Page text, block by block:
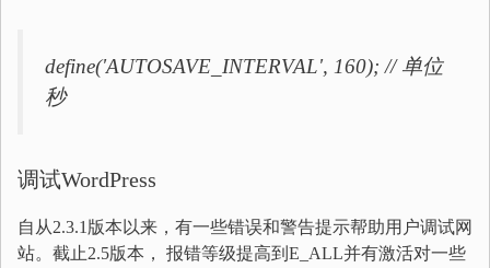
define('AUTOSAVE_INTERVAL', 160); // 单位
秒
调试WordPress
自从2.3.1版本以来，有一些错误和警告提示帮助用户调试网
站。截止2.5版本， 报错等级提高到E_ALL并有激活对一些